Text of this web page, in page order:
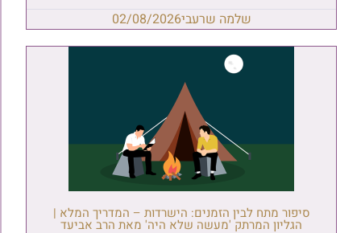
שלמה שרעבי02/08/2026
סיפור מתח לבין הזמנים: הישרדות – המדריך המלא |
הגליון המרתק 'מעשה שלא היה' מאת הרב אביעד